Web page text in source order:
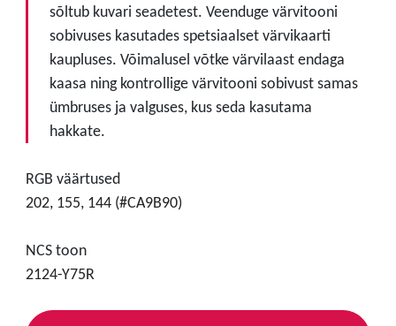
sõltub kuvari seadetest. Veenduge värvitooni
sobivuses kasutades spetsiaalset värvikaarti
kaupluses. Võimalusel võtke värvilaast endaga
kaasa ning kontrollige värvitooni sobivust samas
ümbruses ja valguses, kus seda kasutama
hakkate.
RGB väärtused
202, 155, 144 (#CA9B90)
NCS toon
2124-Y75R